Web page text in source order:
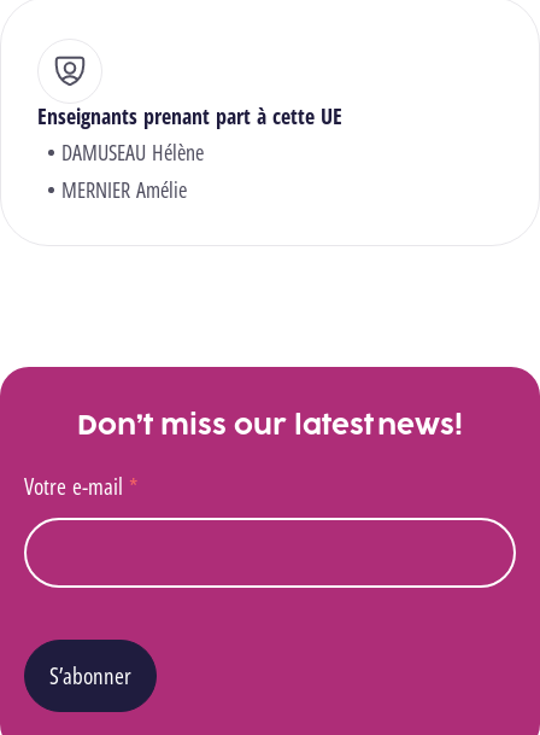
Enseignants prenant part à cette UE
DAMUSEAU Hélène
MERNIER Amélie
Don’t miss our latest news!
Votre e-mail *
S’abonner